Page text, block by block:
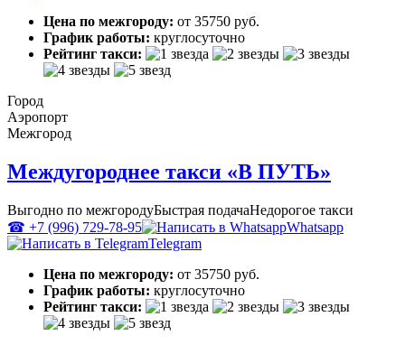
Цена по межгороду: от 35750 руб.
График работы: круглосуточно
Рейтинг такси:
Город
Аэропорт
Межгород
Междугороднее такси «В ПУТЬ»
Выгодно по межгородуБыстрая подачаНедорогое такси
☎ +7 (996) 729-78-95
Whatsapp
Telegram
Цена по межгороду: от 35750 руб.
График работы: круглосуточно
Рейтинг такси: